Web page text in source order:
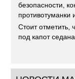
безопасности,
противотуманки
Стоит отметить,
под капот